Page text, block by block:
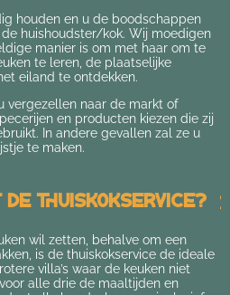
houden en u de boodschappen
huishoudster/kok. Wij moedigen
manier is om met haar om te
te leren, de plaatselijke
eiland te ontdekken.
vergezellen naar de markt of
en producten kiezen die zij
In andere gevallen zal ze u
te maken.
de thuiskokservice?
wil zetten, behalve om een
is de thuiskokservice de ideale
villa’s waar de keuken niet
alle drie de maaltijden en